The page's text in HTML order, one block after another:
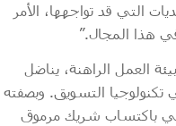
التي قد تواجهها، الأمر
هذا المجال.”
العمل الراهنة، يناضل
تكنولوجيا التسويق. وبصفته
باكتساب شريك مرموق